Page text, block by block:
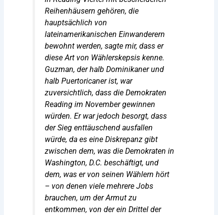
Reihenhäusern gehören, die
hauptsächlich von
lateinamerikanischen Einwanderern
bewohnt werden, sagte mir, dass er
diese Art von Wählerskepsis kenne.
Guzman, der halb Dominikaner und
halb Puertoricaner ist, war
zuversichtlich, dass die Demokraten
Reading im November gewinnen
würden. Er war jedoch besorgt, dass
der Sieg enttäuschend ausfallen
würde, da es eine Diskrepanz gibt
zwischen dem, was die Demokraten in
Washington, D.C. beschäftigt, und
dem, was er von seinen Wählern hört
– von denen viele mehrere Jobs
brauchen, um der Armut zu
entkommen, von der ein Drittel der